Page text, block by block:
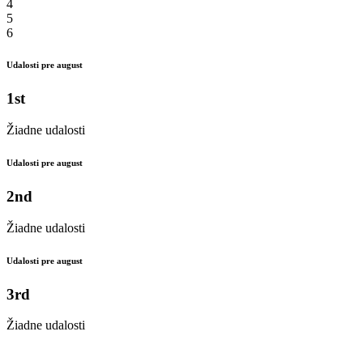
4
5
6
Udalosti pre august
1st
Žiadne udalosti
Udalosti pre august
2nd
Žiadne udalosti
Udalosti pre august
3rd
Žiadne udalosti